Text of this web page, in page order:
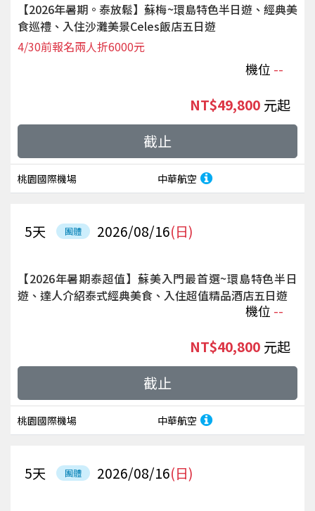
【2026年暑期。泰放鬆】蘇梅~環島特色半日遊、經典美
食巡禮、入住沙灘美景Celes飯店五日遊
機位 --
4/30前報名兩人折6000元
桃園國際機場 中華航空
NT$49,800 起
截止
團體 2026/08/16(日)
5天
【2026年暑期泰超值】蘇美入門最首選~環島特色半日
遊、達人介紹泰式經典美食、入住超值精品酒店五日遊
機位 --
桃園國際機場 中華航空
NT$40,800 起
截止
團體 2026/08/16(日)
5天